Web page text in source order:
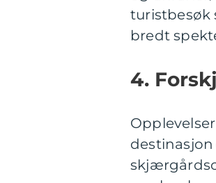
turistbesøk
bredt
4.